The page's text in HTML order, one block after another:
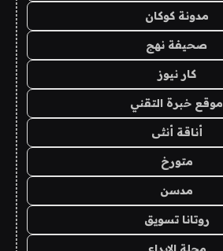
مدونة كوكان
صحيفة نهج
كار نيوز
موقع خبرة التقني
أناقة أنثى
متورخ
مدسن
روتانا تسويق